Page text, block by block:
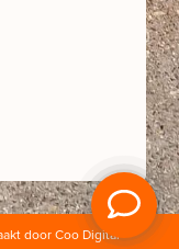
doorCoo Digital